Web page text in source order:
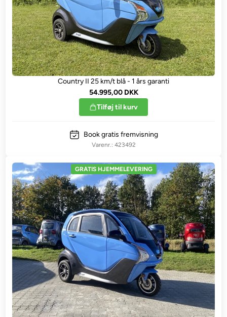
Country II 25 km/t blå - 1 års garanti
54.995,00 DKK
Tilføj til kurv
Book gratis fremvisning
423492
GRATIS HJEMMELEVERING